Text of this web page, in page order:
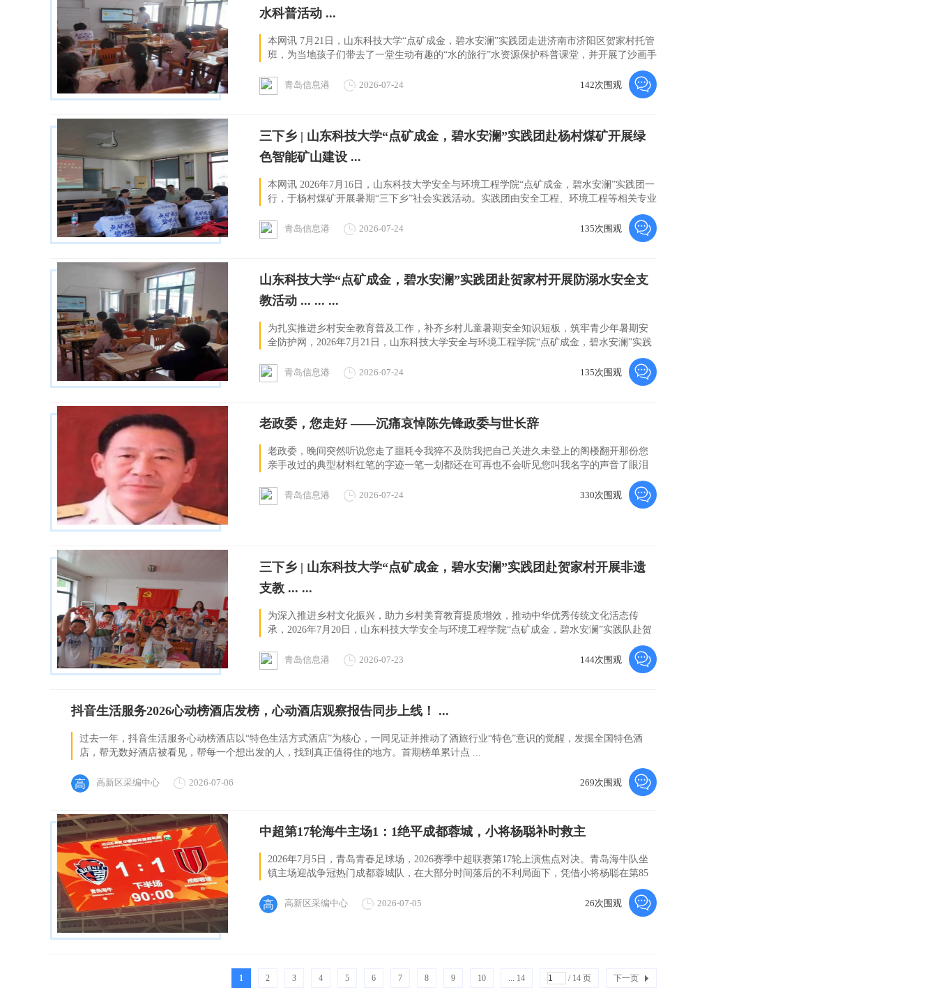
水科普活动 ...
本网讯 7月21日，山东科技大学“点矿成金，碧水安澜”实践团走进济南市济阳区贺家村托管
班，为当地孩子们带去了一堂生动有趣的“水的旅行”水资源保护科普课堂，并开展了沙画手
青岛信息港
2026-07-24 142次围观
三下乡 | 山东科技大学“点矿成金，碧水安澜”实践团赴杨村煤矿开展绿
色智能矿山建设 ...
本网讯 2026年7月16日，山东科技大学安全与环境工程学院“点矿成金，碧水安澜”实践团一
行，于杨村煤矿开展暑期“三下乡”社会实践活动。实践团由安全工程、环境工程等相关专业
青岛信息港
2026-07-24 135次围观
山东科技大学“点矿成金，碧水安澜”实践团赴贺家村开展防溺水安全支
教活动 ... ... ...
为扎实推进乡村安全教育普及工作，补齐乡村儿童暑期安全知识短板，筑牢青少年暑期安
全防护网，2026年7月21日，山东科技大学安全与环境工程学院“点矿成金，碧水安澜”实践
青岛信息港
2026-07-24 135次围观
老政委，您走好 ——沉痛哀悼陈先锋政委与世长辞
老政委，晚间突然听说您走了噩耗令我猝不及防我把自己关进久未登上的阁楼翻开那份您
亲手改过的典型材料红笔的字迹一笔一划都还在可再也不会听见您叫我名字的声音了眼泪
青岛信息港
2026-07-24 330次围观
三下乡 | 山东科技大学“点矿成金，碧水安澜”实践团赴贺家村开展非遗
支教 ... ...
为深入推进乡村文化振兴，助力乡村美育教育提质增效，推动中华优秀传统文化活态传
承，2026年7月20日，山东科技大学安全与环境工程学院“点矿成金，碧水安澜”实践队赴贺
青岛信息港
2026-07-23 144次围观
抖音生活服务2026心动榜酒店发榜，心动酒店观察报告同步上线！ ...
过去一年，抖音生活服务心动榜酒店以“特色生活方式酒店”为核心，一同见证并推动了酒旅行业“特色”意识的觉醒，发掘全国特色酒
店，帮无数好酒店被看见，帮每一个想出发的人，找到真正值得住的地方。首期榜单累计点 ...
高新区采编中心 2026-07-06 269次围观
中超第17轮海牛主场1：1绝平成都蓉城，小将杨聪补时救主
2026年7月5日，青岛青春足球场，2026赛季中超联赛第17轮上演焦点对决。青岛海牛队坐
镇主场迎战争冠热门成都蓉城队，在大部分时间落后的不利局面下，凭借小将杨聪在第85
高新区采编中心
2026-07-05 26次围观
1 2 3 4 5 6 7 8 9 10 ... 14 / 14 页 下一页